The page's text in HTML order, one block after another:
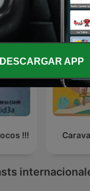
!!!
DESCARGAR APP